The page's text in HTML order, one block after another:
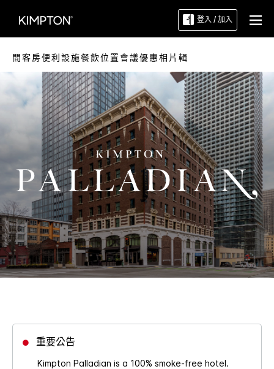
登入 / 加入
間客房便利設施餐飲位置會議優惠相片輯
重要公告
Kimpton Palladian is a 100% smoke-free hotel.